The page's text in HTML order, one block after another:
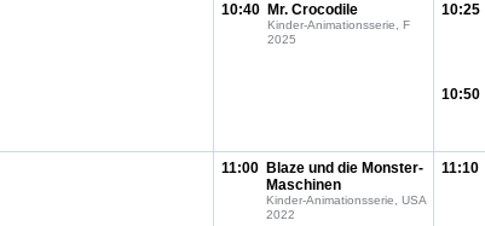
10:40 Mr. Crocodile
Kinder-Animationsserie, F
2025
10:25
10:50
11:00 Blaze und die Monster-
Maschinen
Kinder-Animationsserie, USA
2022
11:10